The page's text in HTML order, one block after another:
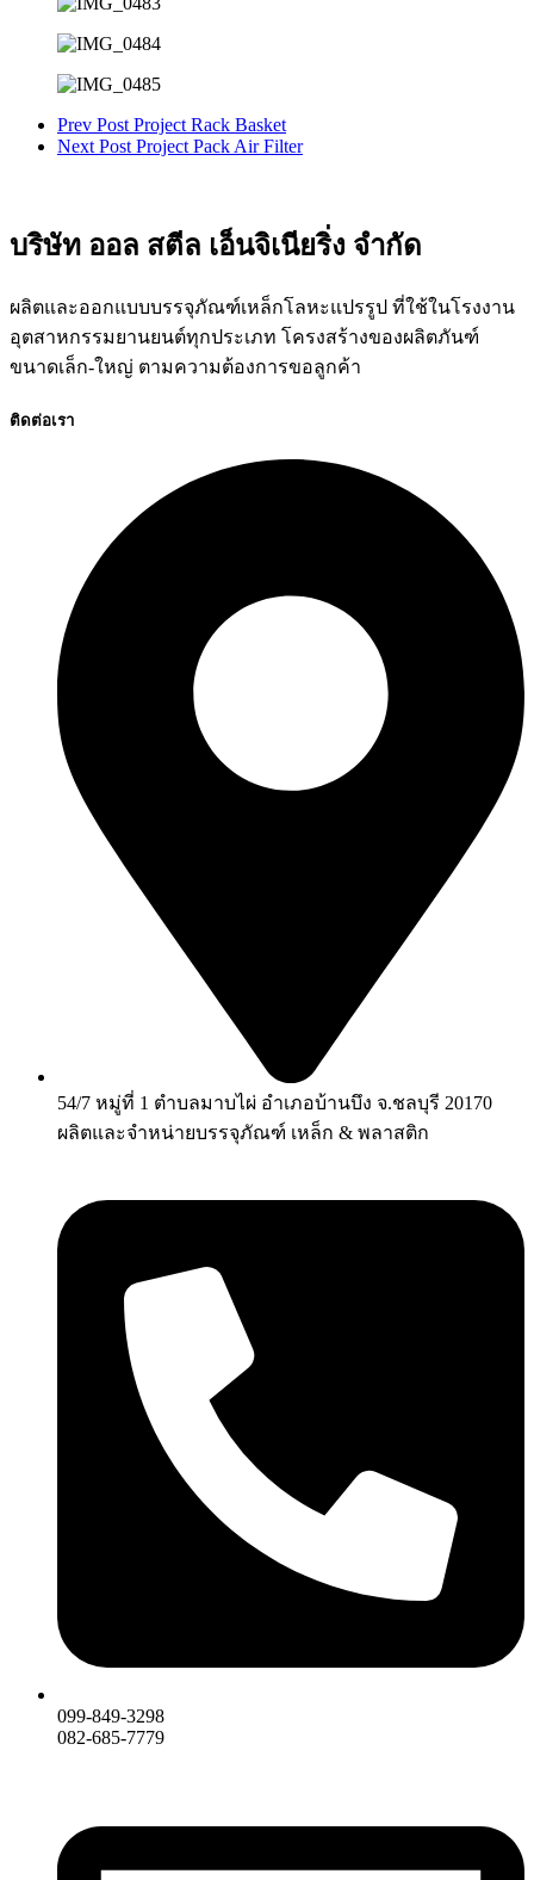
Prev Post Project Rack Basket
Next Post Project Pack Air Filter
บริษัท ออล สตีล เอ็นจิเนียริ่ง จำกัด
ผลิตและออกแบบบรรจุภัณฑ์เหล็กโลหะแปรรูป ที่ใช้ในโรงงาน
อุตสาหกรรมยานยนต์ทุกประเภท โครงสร้างของผลิตภันฑ์
ขนาดเล็ก-ใหญ่ ตามความต้องการขอลูกค้า
ติดต่อเรา
54/7 หมู่ที่ 1 ตำบลมาบไผ่ อำเภอบ้านบึง จ.ชลบุรี 20170
ผลิตและจำหน่ายบรรจุภัณฑ์ เหล็ก & พลาสติก
099-849-3298
082-685-7779